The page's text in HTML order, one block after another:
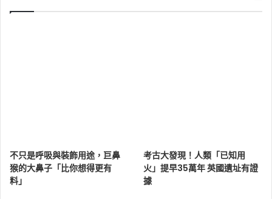
不只是呼吸與裝飾用途，巨鼻
猴的大鼻子「比你想得更有
料」
考古大發現！人類「已知用
火」提早35萬年 英國遺址有證
據